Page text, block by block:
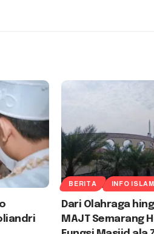
BERITA INFO
Dari Olahraga
MAJT Semarang